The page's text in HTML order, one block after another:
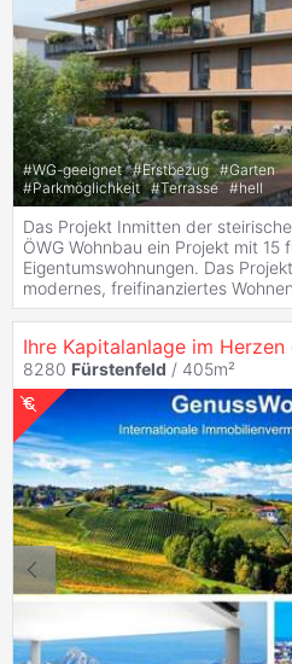
#WG-geeignet #Erstbezug #Garten
#Parkmöglichkeit #Terrasse #hell
Das Projekt Inmitten der
ÖWG Wohnbau ein Projekt mit 15
Eigentumswohnungen. Das
modernes, freifinanziertes
8280 Fürstenfeld / 405m²